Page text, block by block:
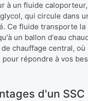
à un fluide caloporteur,
qui circule dans
Ce fluide transporte la
un ballon d'eau
chauffage central, où
répondre à vos
d'un SSC